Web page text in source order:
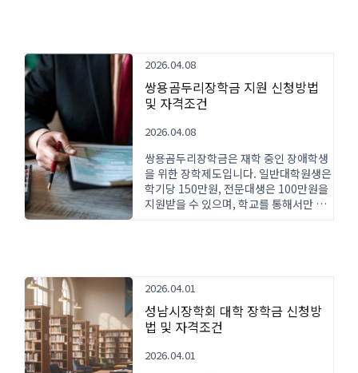
2026.04.08
쌍용곰두리장학금 지원 신청방법
및 자격조건
2026.04.08
쌍용곰두리장학금은 재학 중인 장애학생
을 위한 장학제도입니다. 일반대학원생은
학기당 150만원, 전문대생은 100만원을
지원받을 수 있으며, 학교를 통해서만 신
2026.04.01
성남시장학회 대학 장학금 신청방
법 및 자격조건
2026.04.01